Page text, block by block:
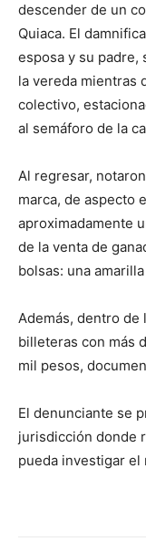
descender de un
Quiaca. El
esposa y su padre,
la vereda mientras
colectivo,
al semáforo de la
Al regresar,
marca, de aspecto
aproximadamente
de la venta de
bolsas: una
Además, dentro de
billeteras con más
mil pesos,
El denunciante se
jurisdicción donde
pueda investigar el